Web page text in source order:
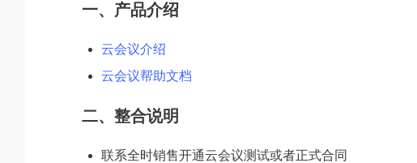
一、产品介绍
云会议介绍
云会议帮助文档
二、整合说明
联系全时销售开通云会议测试或者正式合同